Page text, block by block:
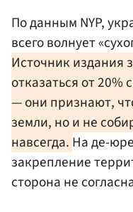
По данным NYP,
всего волнует
Источник издания
отказаться от
— они признают,
земли, но и не
навсегда. На де-
закрепление
сторона не